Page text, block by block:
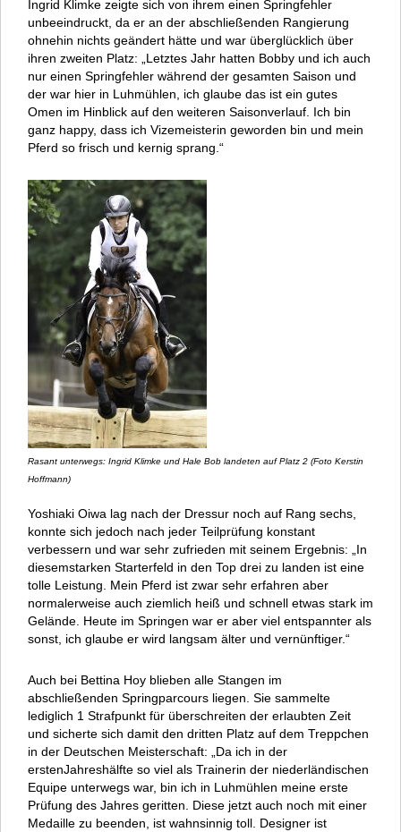
Ingrid Klimke zeigte sich von ihrem einen Springfehler
unbeeindruckt, da er an der abschließenden Rangierung
ohnehin nichts geändert hätte und war überglücklich über
ihren zweiten Platz: „Letztes Jahr hatten Bobby und ich auch
nur einen Springfehler während der gesamten Saison und
der war hier in Luhmühlen, ich glaube das ist ein gutes
Omen im Hinblick auf den weiteren Saisonverlauf. Ich bin
ganz happy, dass ich Vizemeisterin geworden bin und mein
Pferd so frisch und kernig sprang.“
Rasant unterwegs: Ingrid Klimke und Hale Bob landeten auf Platz 2 (Foto Kerstin
Hoffmann)
Yoshiaki Oiwa lag nach der Dressur noch auf Rang sechs,
konnte sich jedoch nach jeder Teilprüfung konstant
verbessern und war sehr zufrieden mit seinem Ergebnis: „In
diesemstarken Starterfeld in den Top drei zu landen ist eine
tolle Leistung. Mein Pferd ist zwar sehr erfahren aber
normalerweise auch ziemlich heiß und schnell etwas stark im
Gelände. Heute im Springen war er aber viel entspannter als
sonst, ich glaube er wird langsam älter und vernünftiger.“
Auch bei Bettina Hoy blieben alle Stangen im
abschließenden Springparcours liegen. Sie sammelte
lediglich 1 Strafpunkt für überschreiten der erlaubten Zeit
und sicherte sich damit den dritten Platz auf dem Treppchen
in der Deutschen Meisterschaft: „Da ich in der
erstenJahreshälfte so viel als Trainerin der niederländischen
Equipe unterwegs war, bin ich in Luhmühlen meine erste
Prüfung des Jahres geritten. Diese jetzt auch noch mit einer
Medaille zu beenden, ist wahnsinnig toll. Designer ist